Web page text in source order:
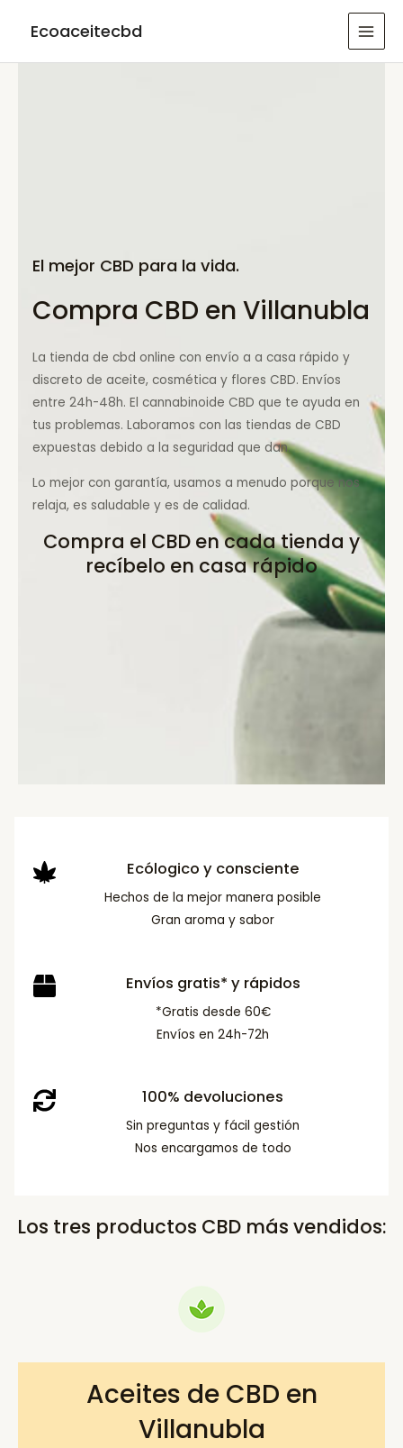
Ecoaceitecbd
El mejor CBD para la vida.
Compra CBD en Villanubla
La tienda de cbd online con envío a a casa rápido y
discreto de aceite, cosmética y flores CBD. Envíos
entre 24h-48h. El cannabinoide CBD que te ayuda en
tus problemas. Laboramos con las tiendas de CBD
expuestas debido a la seguridad que dan.
Lo mejor con garantía, usamos a menudo porque nos
relaja, es saludable y es de calidad.
Compra el CBD en cada tienda y
recíbelo en casa rápido
Ecólogico y consciente
Hechos de la mejor manera posible
Gran aroma y sabor
Envíos gratis* y rápidos
*Gratis desde 60€
Envíos en 24h-72h
100% devoluciones
Sin preguntas y fácil gestión
Nos encargamos de todo
Los tres productos CBD más vendidos:
Aceites de CBD en
Villanubla